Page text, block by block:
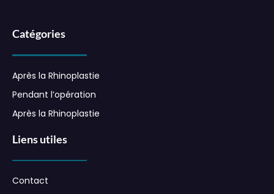
Catégories
Après la Rhinoplastie
Pendant l’opération
Après la Rhinoplastie
Liens utiles
Contact